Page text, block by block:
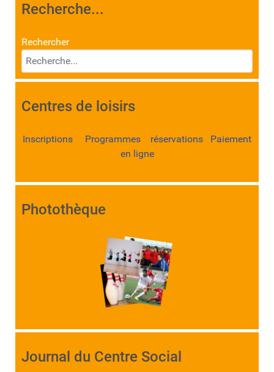
Recherche...
Rechercher
Centres de loisirs
Inscriptions Programmes réservations Paiement
en ligne
Photothèque
Journal du Centre Social